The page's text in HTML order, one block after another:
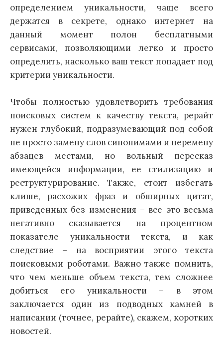
определением уникальности, чаще всего
держатся в секрете, однако интернет на
данный момент полон бесплатными
сервисами, позволяющими легко и просто
определить, насколько ваш текст попадает под
критерии уникальности.
Чтобы полностью удовлетворить требования
поисковых систем к качеству текста, рерайт
нужен глубокий, подразумевающий под собой
не просто замену слов синонимами и перемену
абзацев местами, но вольный пересказ
имеющейся информации, ее стилизацию и
реструктурирование. Также, стоит избегать
клише, расхожих фраз и обширных цитат,
приведенных без изменения – все это весьма
негативно сказывается на процентном
показателе уникальности текста, и как
следствие – на восприятии этого текста
поисковыми роботами. Важно также помнить,
что чем меньше объем текста, тем сложнее
добиться его уникальности – в этом
заключается один из подводных камней в
написании (точнее, рерайте), скажем, коротких
новостей.